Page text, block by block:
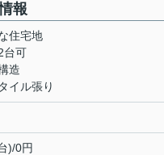
報
住宅地
台可
造
イル張り
)/0円